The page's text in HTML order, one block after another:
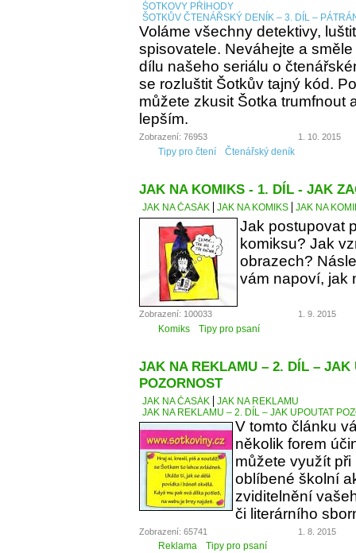
ŠOTKOVY PŘÍHODY
ŠOTKŮV ČTENÁŘSKÝ DENÍK – 3. DÍL –
Voláme všechny detektivy,
spisovatele. Neváhejte a
dílu našeho seriálu o
se rozluštit Šotkův tajný kód.
můžete zkusit Šotka trumfnout
lepším.
Zobrazení: 76953 1. 10. 2015
Tipy pro čtení Čtenářský deník
JAK NA KOMIKS - 1. DÍL - JAK
JAK NA ČASÁK JAK NA KOMIKS JAK NA
Jak postupovat
komiksu? Jak
obrazech?
vám napoví, jak
Zobrazení: 100033 1. 9. 2015
Komiks Tipy pro psaní
JAK NA REKLAMU – 2. DÍL – JAK
POZORNOST
JAK NA ČASÁK
JAK NA REKLAMU
JAK NA REKLAMU – 2. DÍL – JAK UPOUTAT
V tomto článku
několik forem
můžete využít
oblíbené školní
zviditelnění
či literárního
Zobrazení: 65741 1. 8. 2015
Reklama Tipy pro psaní